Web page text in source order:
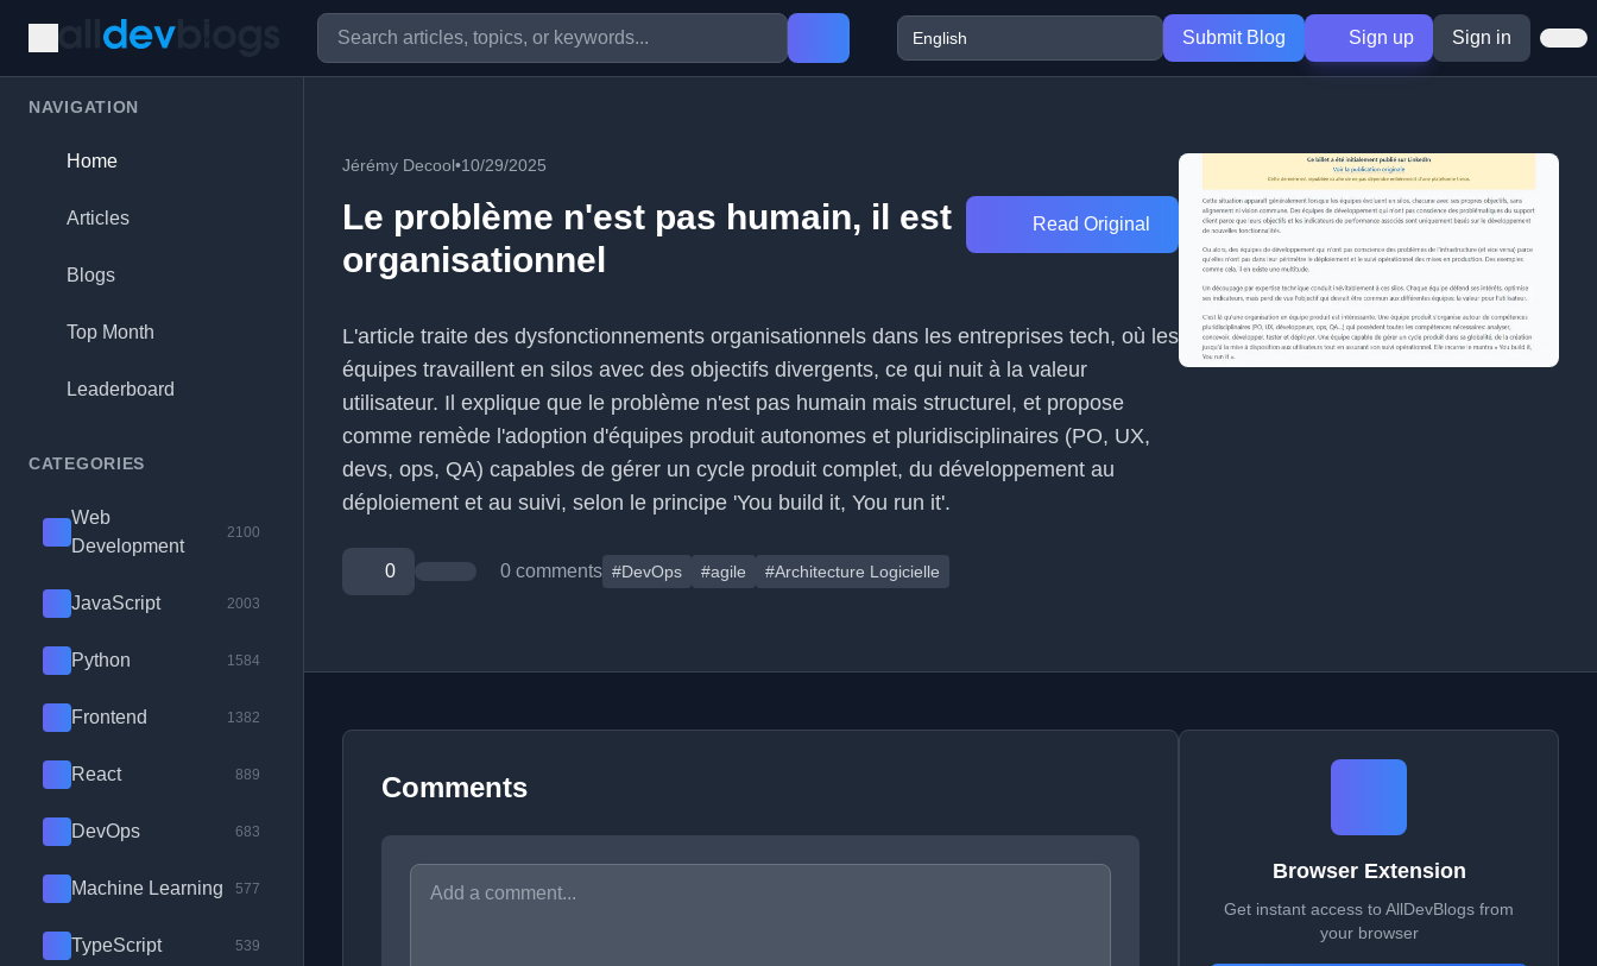
Submit Blog Sign up Sign in
NAVIGATION
Home
Articles
Blogs
Top Month
Leaderboard
CATEGORIES
Web
Development
2100
JavaScript 2003
Python 1584
Frontend 1382
React 889
DevOps 683
Machine Learning 577
TypeScript 539
Jérémy Decool•10/29/2025
Le problème n'est pas humain, il est
organisationnel
Read Original
L'article traite des dysfonctionnements organisationnels dans les entreprises tech, où les
équipes travaillent en silos avec des objectifs divergents, ce qui nuit à la valeur
utilisateur. Il explique que le problème n'est pas humain mais structurel, et propose
comme remède l'adoption d'équipes produit autonomes et pluridisciplinaires (PO, UX,
devs, ops, QA) capables de gérer un cycle produit complet, du développement au
déploiement et au suivi, selon le principe 'You build it, You run it'.
0 0 comments #DevOps #agile #Architecture Logicielle
Comments
Browser Extension
Get instant access to AllDevBlogs from
your browser